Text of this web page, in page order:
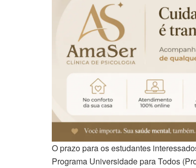
O prazo para os estudantes
Programa Universidade para Todos